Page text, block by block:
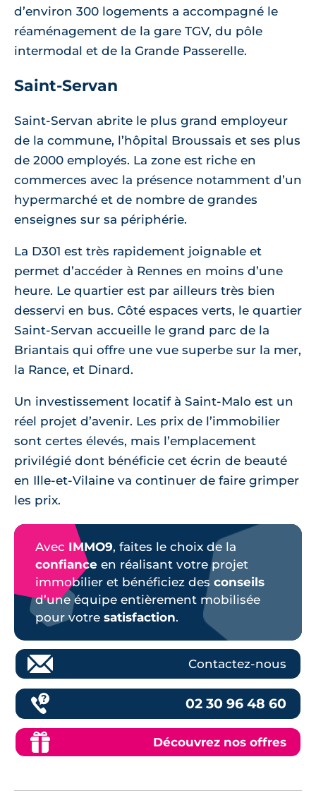
d’environ 300 logements a accompagné le
réaménagement de la gare TGV, du pôle
intermodal et de la Grande Passerelle.
Saint-Servan
Saint-Servan abrite le plus grand employeur
de la commune, l’hôpital Broussais et ses plus
de 2000 employés. La zone est riche en
commerces avec la présence notamment d’un
hypermarché et de nombre de grandes
enseignes sur sa périphérie.
La D301 est très rapidement joignable et
permet d’accéder à Rennes en moins d’une
heure. Le quartier est par ailleurs très bien
desservi en bus. Côté espaces verts, le quartier
Saint-Servan accueille le grand parc de la
Briantais qui offre une vue superbe sur la mer,
la Rance, et Dinard.
Un investissement locatif à Saint-Malo est un
réel projet d’avenir. Les prix de l’immobilier
sont certes élevés, mais l’emplacement
privilégié dont bénéficie cet écrin de beauté
en Ille-et-Vilaine va continuer de faire grimper
les prix.
Avec IMMO9, faites le choix de la
confiance en réalisant votre projet
immobilier et bénéficiez des conseils
d’une équipe entièrement mobilisée
pour votre satisfaction.
Contactez-nous
02 30 96 48 60
Découvrez nos offres